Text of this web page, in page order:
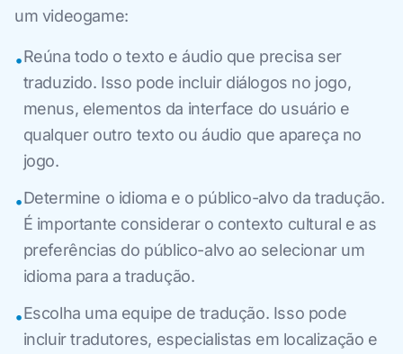
um videogame:
•Reúna todo o texto e áudio que precisa ser
traduzido. Isso pode incluir diálogos no jogo,
menus, elementos da interface do usuário e
qualquer outro texto ou áudio que apareça no
jogo.
•Determine o idioma e o público-alvo da tradução.
É importante considerar o contexto cultural e as
preferências do público-alvo ao selecionar um
idioma para a tradução.
•Escolha uma equipe de tradução. Isso pode
incluir tradutores, especialistas em localização e